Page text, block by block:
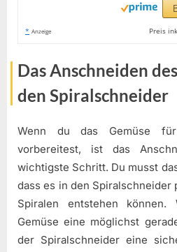
* Anzeige Preis
Das Anschneiden
den Spiralschneider
Wenn du das Gemüse
vorbereitest, ist das
wichtigste Schritt. Du musst
dass es in den Spiralschneider
Spiralen entstehen
Gemüse eine möglichst
der Spiralschneider eine